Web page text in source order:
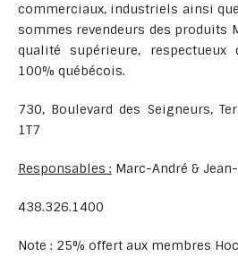
commerciaux, industriels ainsi
sommes revendeurs des produits
qualité supérieure, respectueux
100% québécois.
730, Boulevard des Seigneurs,
1T7
Responsables : Marc-André &
438.326.1400
Note : 25% offert aux membres